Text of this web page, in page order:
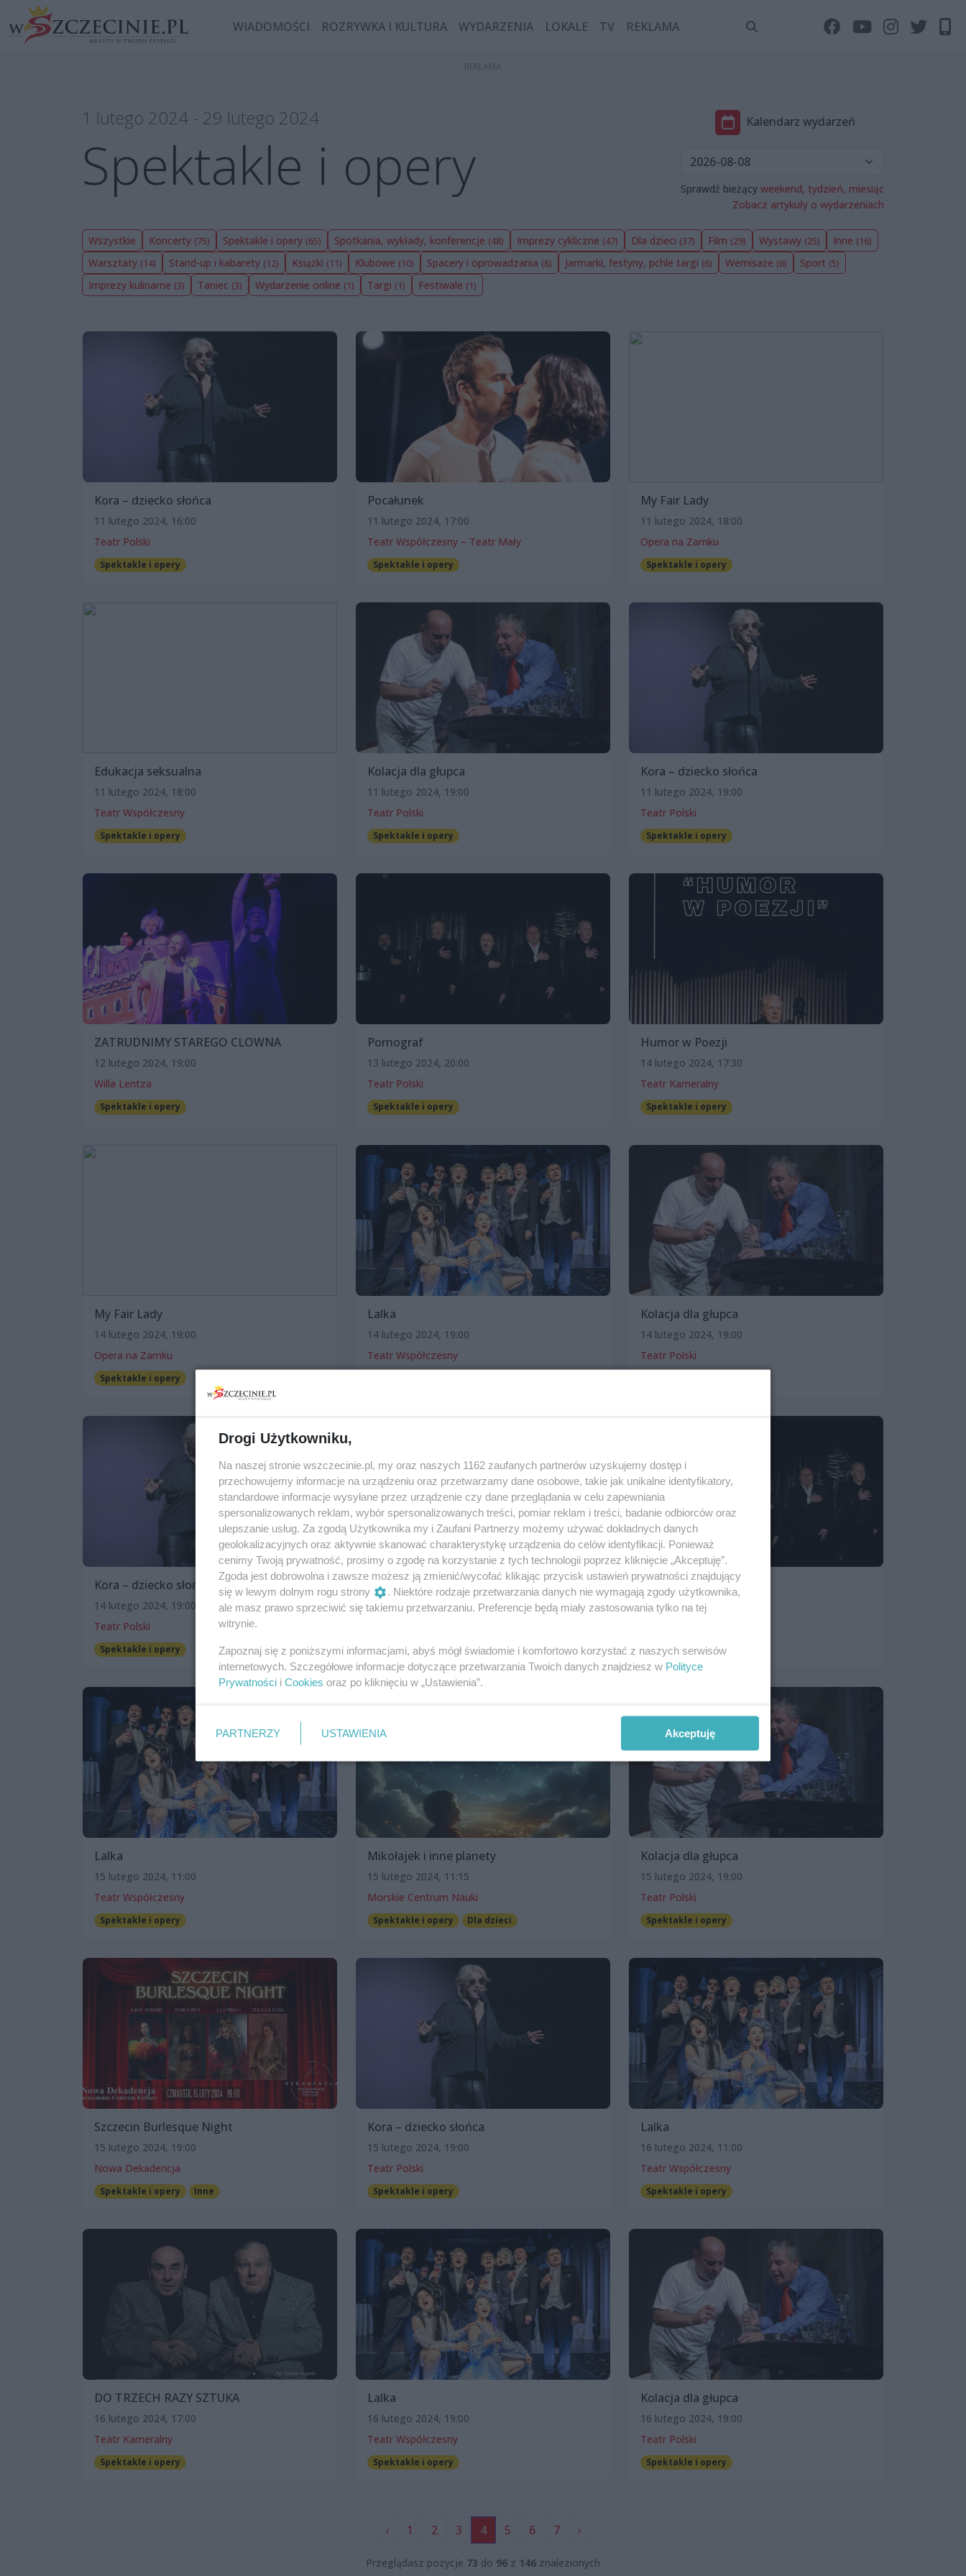
WIADOMOŚCI ROZRYWKA I KULTURA WYDARZENIA LOKALE TV REKLAMA
1 lutego 2024 - 29 lutego 2024
Spektakle i opery
Kalendarz wydarzeń
Sprawdź bieżący weekend, tydzień, miesiąc
Zobacz artykuły o wydarzeniach
Wszystkie Koncerty (75) Spektakle i opery (65) Spotkania, wykłady, konferencje (48) Imprezy cykliczne (47) Dla dzieci (37) Film (29) Wystawy (25) Inne (16)
Warsztaty (14) Stand-up i kabarety (12) Książki (11) Klubowe (10) Spacery i oprowadzania (8) Jarmarki, festyny, pchle targi (6) Wernisaże (6) Sport (5)
Imprezy kulinarne (3) Taniec (3) Wydarzenie online (1) Targi (1) Festiwale (1)
Kora – dziecko słońca
11 lutego 2024, 16:00
Teatr Polski
Spektakle i opery
Pocałunek
11 lutego 2024, 17:00
Teatr Współczesny – Teatr Mały
Spektakle i opery
My Fair Lady
11 lutego 2024, 18:00
Opera na Zamku
Spektakle i opery
Edukacja seksualna
11 lutego 2024, 18:00
Teatr Współczesny
Spektakle i opery
Kolacja dla głupca
11 lutego 2024, 19:00
Teatr Polski
Spektakle i opery
Kora – dziecko słońca
11 lutego 2024, 19:00
Teatr Polski
Spektakle i opery
ZATRUDNIMY STAREGO CLOWNA
12 lutego 2024, 19:00
Willa Lentza
Spektakle i opery
Pornograf
13 lutego 2024, 20:00
Teatr Polski
Spektakle i opery
Humor w Poezji
14 lutego 2024, 17:30
Teatr Kameralny
Spektakle i opery
My Fair Lady
14 lutego 2024, 19:00
Opera na Zamku
Spektakle i opery
Lalka
14 lutego 2024, 19:00
Teatr Współczesny
Kolacja dla głupca
14 lutego 2024, 19:00
Teatr Polski
Kora – dziecko słońca
14 lutego 2024, 19:00
Teatr Polski
Spektakle i opery
Love Magic Show | Walentynki
14 lutego 2024, 19:00
Spektakle i opery Inne
Pornograf
14 lutego 2024, 22:00
Spektakle i opery
Lalka
15 lutego 2024, 11:00
Teatr Współczesny
Spektakle i opery
Mikołajek i inne planety
15 lutego 2024, 11:15
Morskie Centrum Nauki
Spektakle i opery Dla dzieci
Kolacja dla głupca
15 lutego 2024, 19:00
Teatr Polski
Spektakle i opery
Szczecin Burlesque Night
15 lutego 2024, 19:00
Nowa Dekadencja
Spektakle i opery Inne
Kora – dziecko słońca
15 lutego 2024, 19:00
Teatr Polski
Spektakle i opery
Lalka
16 lutego 2024, 11:00
Teatr Współczesny
Spektakle i opery
DO TRZECH RAZY SZTUKA
16 lutego 2024, 17:00
Teatr Kameralny
Spektakle i opery
Lalka
16 lutego 2024, 19:00
Teatr Współczesny
Spektakle i opery
Kolacja dla głupca
16 lutego 2024, 19:00
Teatr Polski
Spektakle i opery
‹ 1 2 3 4 5 6 7 ›
Przeglądasz pozycje 73 do 96 z 146 znalezionych
Drogi Użytkowniku,
Na naszej stronie wszczecinie.pl, my oraz naszych 1162 zaufanych partnerów uzyskujemy dostęp i
przechowujemy informacje na urządzeniu oraz przetwarzamy dane osobowe, takie jak unikalne identyfikatory,
standardowe informacje wysyłane przez urządzenie czy dane przeglądania w celu zapewniania
spersonalizowanych reklam, wybór spersonalizowanych treści, pomiar reklam i treści, badanie odbiorców oraz
ulepszanie usług. Za zgodą Użytkownika my i Zaufani Partnerzy możemy używać dokładnych danych
geolokalizacyjnych oraz aktywnie skanować charakterystykę urządzenia do celów identyfikacji. Ponieważ
cenimy Twoją prywatność, prosimy o zgodę na korzystanie z tych technologii poprzez kliknięcie „Akceptuję”.
Zgoda jest dobrowolna i zawsze możesz ją zmienić/wycofać klikając przycisk ustawień prywatności znajdujący
się w lewym dolnym rogu strony
. Niektóre rodzaje przetwarzania danych nie wymagają zgody użytkownika,
ale masz prawo sprzeciwić się takiemu przetwarzaniu. Preferencje będą miały zastosowania tylko na tej
witrynie.
Zapoznaj się z poniższymi informacjami, abyś mógł świadomie i komfortowo korzystać z naszych serwisów
internetowych. Szczegółowe informacje dotyczące przetwarzania Twoich danych znajdziesz w Polityce
Prywatności i Cookies oraz po kliknięciu w „Ustawienia”.
PARTNERZY USTAWIENIA Akceptuję